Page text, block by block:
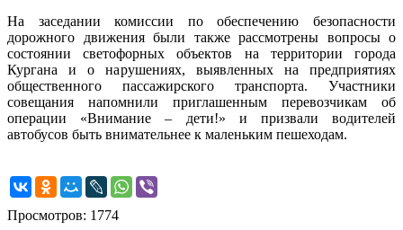
На заседании комиссии по обеспечению безопасности
дорожного движения были также рассмотрены вопросы о
состоянии светофорных объектов на территории города
Кургана и о нарушениях, выявленных на предприятиях
общественного пассажирского транспорта. Участники
совещания напомнили приглашенным перевозчикам об
операции «Внимание – дети!» и призвали водителей
автобусов быть внимательнее к маленьким пешеходам.
Просмотров: 1774